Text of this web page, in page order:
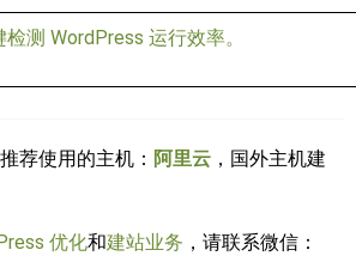
检测 WordPress 运行效率。
荐使用的主机： 阿里云 ，国外主机建
优化和建站业务 ，请联系微信：